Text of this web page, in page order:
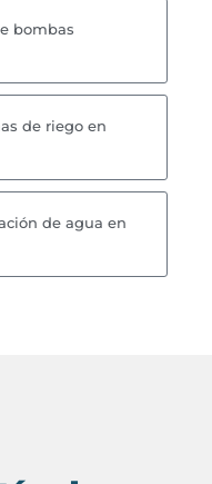
bombas
de riego en
de agua en